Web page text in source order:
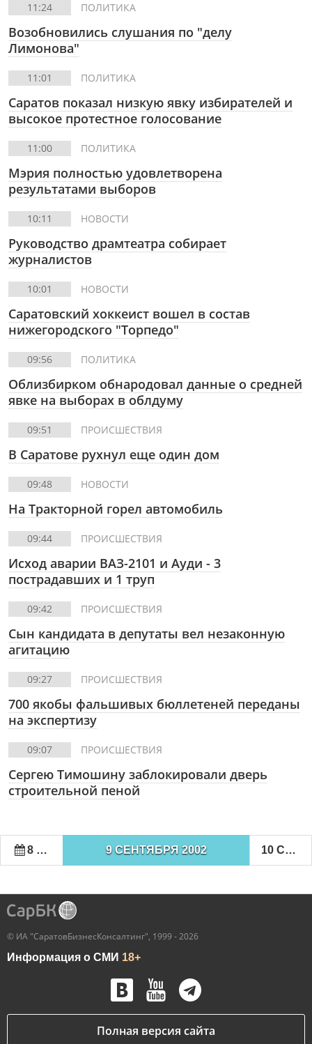
11:24 ПОЛИТИКА
Возобновились слушания по "делу
Лимонова"
11:01 ПОЛИТИКА
Саратов показал низкую явку избирателей и
высокое протестное голосование
11:00 ПОЛИТИКА
Мэрия полностью удовлетворена
результатами выборов
10:11 НОВОСТИ
Руководство драмтеатра собирает
журналистов
10:01 НОВОСТИ
Саратовский хоккеист вошел в состав
нижегородского "Торпедо"
09:56 ПОЛИТИКА
Облизбирком обнародовал данные о средней
явке на выборах в облдуму
09:51 ПРОИСШЕСТВИЯ
В Саратове рухнул еще один дом
09:48 НОВОСТИ
На Тракторной горел автомобиль
09:44 ПРОИСШЕСТВИЯ
Исход аварии ВАЗ-2101 и Ауди - 3
пострадавших и 1 труп
09:42 ПРОИСШЕСТВИЯ
Сын кандидата в депутаты вел незаконную
агитацию
09:27 ПРОИСШЕСТВИЯ
700 якобы фальшивых бюллетеней переданы
на экспертизу
09:07 ПРОИСШЕСТВИЯ
Сергею Тимошину заблокировали дверь
строительной пеной
8 СЕНТЯБРЯ 2002 9 СЕНТЯБРЯ 2002 10 СЕНТЯБРЯ 2002
© ИА "СаратовБизнесКонсалтинг", 1999 - 2026
Информация о СМИ 18+
Полная версия сайта